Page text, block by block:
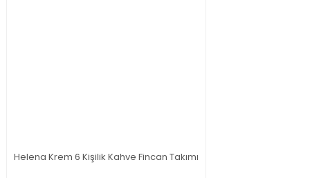
Helena Krem 6 Kişilik Kahve Fincan Takımı